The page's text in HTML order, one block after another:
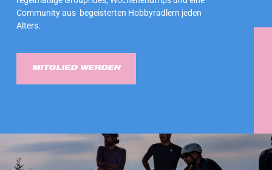
Community aus begeisterten Hobbyradlern jeden
Alters.
MITGLIED WERDEN